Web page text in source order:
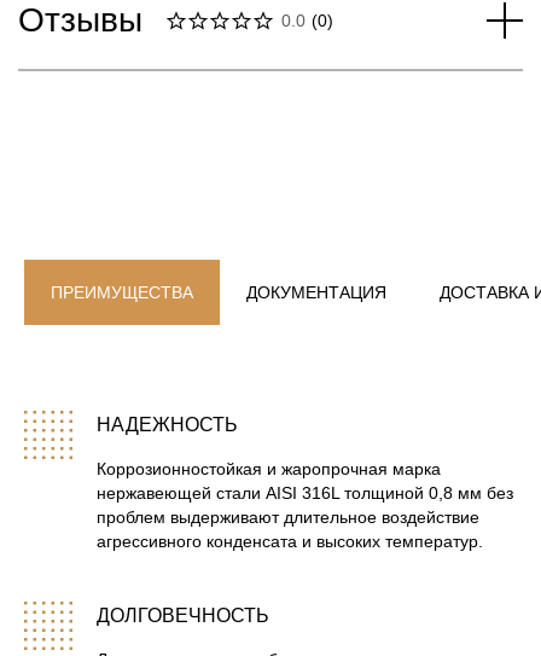
Отзывы 0.0 (0)
ПРЕИМУЩЕСТВА ДОКУМЕНТАЦИЯ ДОСТАВКА
НАДЕЖНОСТЬ
Коррозионностойкая и жаропрочная марка
нержавеющей стали AISI 316L толщиной 0,8 мм без
проблем выдерживают длительное воздействие
агрессивного конденсата и высоких температур.
ДОЛГОВЕЧНОСТЬ